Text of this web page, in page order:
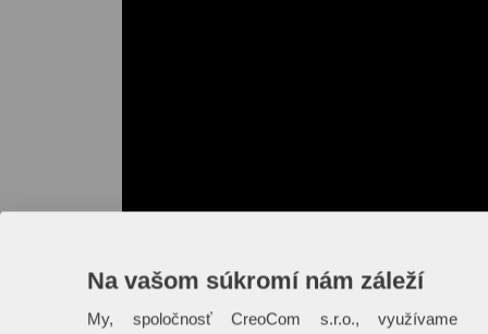
Na vašom súkromí nám záleží
My, spoločnosť CreoCom s.r.o., využívame